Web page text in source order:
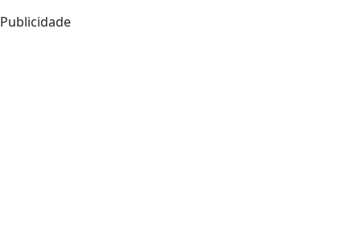
Publicidade